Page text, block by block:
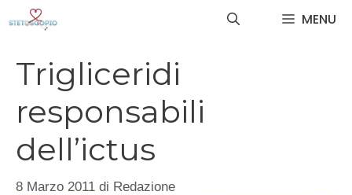
MENU
Trigliceridi
responsabili
dell’ictus
8 Marzo 2011 di Redazione